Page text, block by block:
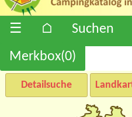
☰ ⌂ Suchen
Merkbox(0)
Detailsuche